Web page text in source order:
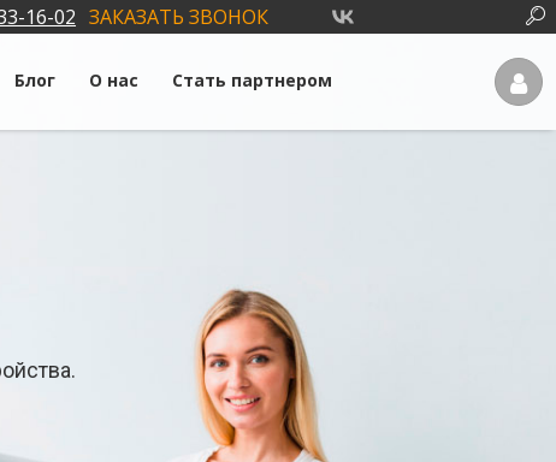
16-02 ЗАКАЗАТЬ ЗВОНОК
Блог О нас Стать партнером